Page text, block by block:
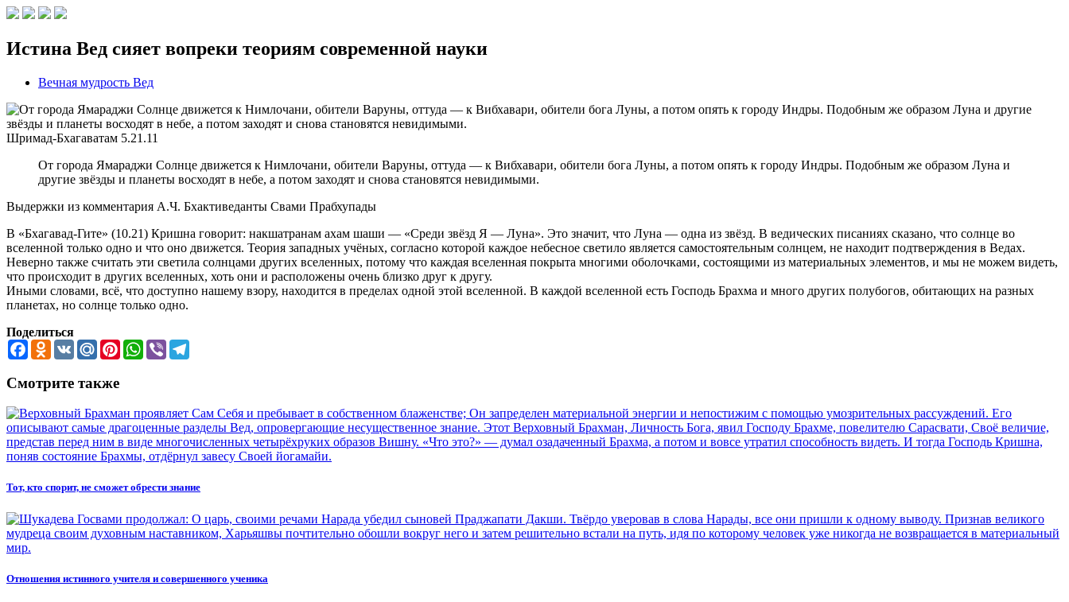
Истина Вед сияет вопреки теориям современной науки
Вечная мудрость Вед
Шримад-Бхагаватам 5.21.11
От города Ямараджи Солнце движется к Нимлочани, обители Варуны, оттуда — к Вибхавари, обители бога Луны, а потом опять к городу Индры. Подобным же образом Луна и
другие звёзды и планеты восходят в небе, а потом заходят и снова становятся невидимыми.
Выдержки из комментария А.Ч. Бхактиведанты Свами Прабхупады
В «Бхагавад-Гите» (10.21) Кришна говорит: накшатранам ахам шаши — «Среди звёзд Я — Луна». Это значит, что Луна — одна из звёзд. В ведических писаниях сказано, что солнце во
вселенной только одно и что оно движется. Теория западных учёных, согласно которой каждое небесное светило является самостоятельным солнцем, не находит подтверждения в Ведах.
Неверно также считать эти светила солнцами других вселенных, потому что каждая вселенная покрыта многими оболочками, состоящими из материальных элементов, и мы не можем видеть,
что происходит в других вселенных, хоть они и расположены очень близко друг к другу.
Иными словами, всё, что доступно нашему взору, находится в пределах одной этой вселенной. В каждой вселенной есть Господь Брахма и много других полубогов, обитающих на разных
планетах, но солнце только одно.
Поделиться
FacebookOdnoklassniki
VK Mail.RuPinterestWhatsApp
Viber
Смотрите также
Тот, кто спорит, не сможет обрести знание
Отношения истинного учителя и совершенного ученика